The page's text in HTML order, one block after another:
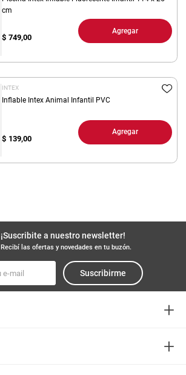
cm
$ 749,00
Agregar
INTEX
Inflable Intex Animal Infantil PVC
$ 139,00
Agregar
¡Suscribite a nuestro newsletter!
Recibí las ofertas y novedades en tu buzón.
Suscribirme
+
+